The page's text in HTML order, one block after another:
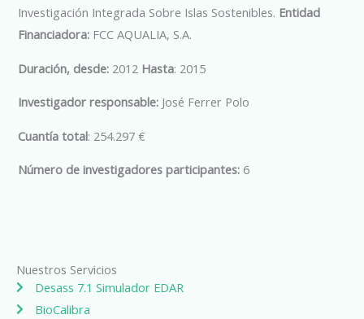
Investigación Integrada Sobre Islas Sostenibles. Entidad
Financiadora: FCC AQUALIA, S.A.
Duración, desde: 2012 Hasta: 2015
Investigador responsable: José Ferrer Polo
Cuantía total: 254.297 €
Número de investigadores participantes: 6
Nuestros Servicios
Desass 7.1 Simulador EDAR
BioCalibra